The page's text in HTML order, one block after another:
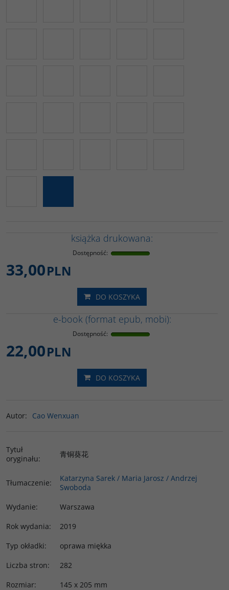
książka drukowana:
Dostępność:
33,00PLN
DO KOSZYKA
e-book (format epub, mobi):
Dostępność:
22,00PLN
DO KOSZYKA
Autor: Cao Wenxuan
Tytuł
oryginału: 青铜葵花
Tłumaczenie:
Katarzyna Sarek / Maria Jarosz / Andrzej
Swoboda
Wydanie:
Warszawa
Rok wydania:
2019
Typ okładki:
oprawa miękka
Liczba stron:
282
Rozmiar:
145 x 205 mm